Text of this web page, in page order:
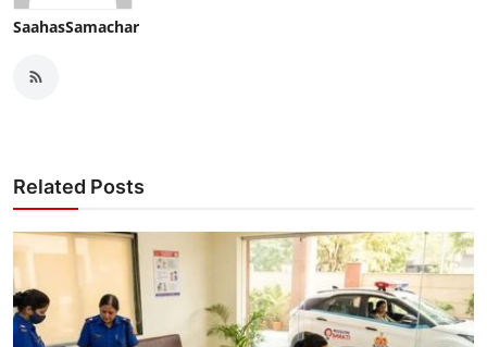
SaahasSamachar
Related Posts